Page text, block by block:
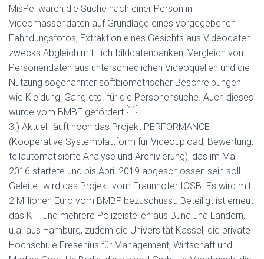
MisPel waren die Suche nach einer Person in
Videomassendaten auf Grundlage eines vorgegebenen
Fahndungsfotos, Extraktion eines Gesichts aus Videodaten
zwecks Abgleich mit Lichtbilddatenbanken, Vergleich von
Personendaten aus unterschiedlichen Videoquellen und die
Nutzung sogenannter softbiometrischer Beschreibungen
wie Kleidung, Gang etc. für die Personensuche. Auch dieses
wurde vom BMBF gefördert. [11]
3.) Aktuell läuft noch das Projekt PERFORMANCE
(Kooperative Systemplattform für Videoupload, Bewertung,
teilautomatisierte Analyse und Archivierung), das im Mai
2016 startete und bis April 2019 abgeschlossen sein soll.
Geleitet wird das Projekt vom Fraunhofer IOSB. Es wird mit
2 Millionen Euro vom BMBF bezuschusst. Beteiligt ist erneut
das KIT und mehrere Polizeistellen aus Bund und Ländern,
u.a. aus Hamburg, zudem die Universität Kassel, die private
Hochschule Fresenius für Management, Wirtschaft und